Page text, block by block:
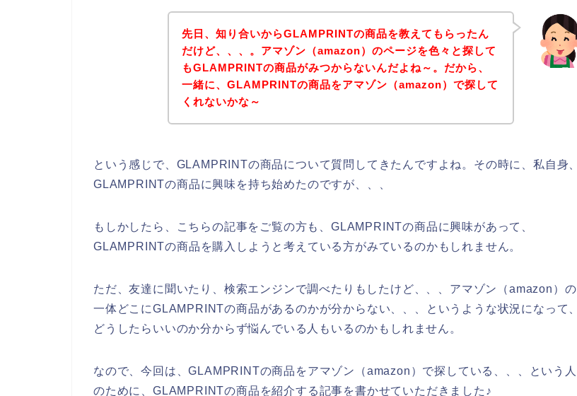
先日、知り合いからGLAMPRINTの商品を教えてもらったん
だけど、、、。アマゾン（amazon）のページを色々と探して
もGLAMPRINTの商品がみつからないんだよね～。だから、
一緒に、GLAMPRINTの商品をアマゾン（amazon）で探して
くれないかな～
という感じで、GLAMPRINTの商品について質問してきたんですよね。その時に、私自身、
GLAMPRINTの商品に興味を持ち始めたのですが、、、
もしかしたら、こちらの記事をご覧の方も、GLAMPRINTの商品に興味があって、
GLAMPRINTの商品を購入しようと考えている方がみているのかもしれません。
ただ、友達に聞いたり、検索エンジンで調べたりもしたけど、、、アマゾン（amazon）の
一体どこにGLAMPRINTの商品があるのかが分からない、、、というような状況になって、
どうしたらいいのか分からず悩んでいる人もいるのかもしれません。
なので、今回は、GLAMPRINTの商品をアマゾン（amazon）で探している、、、という人
のために、GLAMPRINTの商品を紹介する記事を書かせていただきました♪